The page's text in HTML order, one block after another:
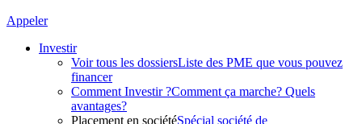
Appeler
Investir
Voir tous les dossiersListe des PME que vous pouvez
financer
Comment Investir ?Comment ça marche? Quels
avantages?
Placement en sociétéSpécial société de